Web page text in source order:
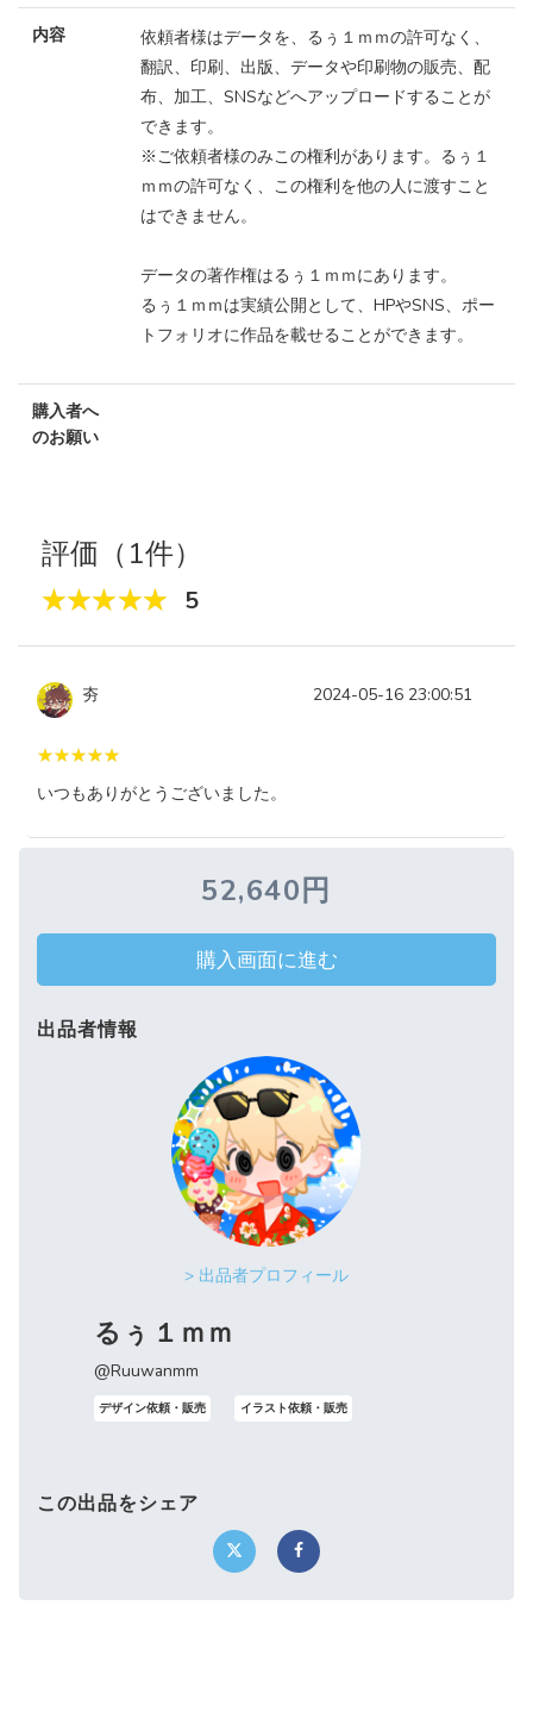
内容
依頼者様はデータを、るぅ１ｍｍの許可なく、
翻訳、印刷、出版、データや印刷物の販売、配
布、加工、SNSなどへアップロードすることが
できます。
※ご依頼者様のみこの権利があります。るぅ１
ｍｍの許可なく、この権利を他の人に渡すこと
はできません。
データの著作権はるぅ１ｍｍにあります。
るぅ１ｍｍは実績公開として、HPやSNS、ポー
トフォリオに作品を載せることができます。
購入者へ
のお願い
評価（1件）
5
夯 2024-05-16 23:00:51
いつもありがとうございました。
52,640円
購入画面に進む
出品者情報
> 出品者プロフィール
るぅ１ｍｍ
@Ruuwanmm
デザイン依頼・販売 イラスト依頼・販売
この出品をシェア